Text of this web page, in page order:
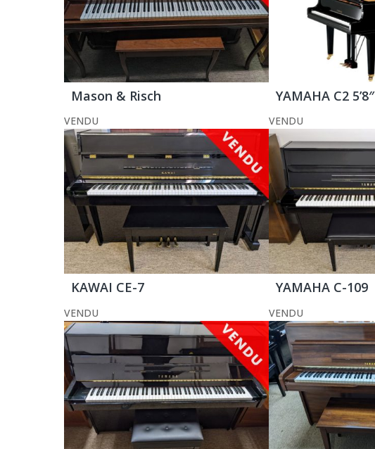
Mason & Risch
VENDU
YAMAHA C2 5’8″
VENDU
KAWAI CE-7
VENDU
YAMAHA C-109
VENDU